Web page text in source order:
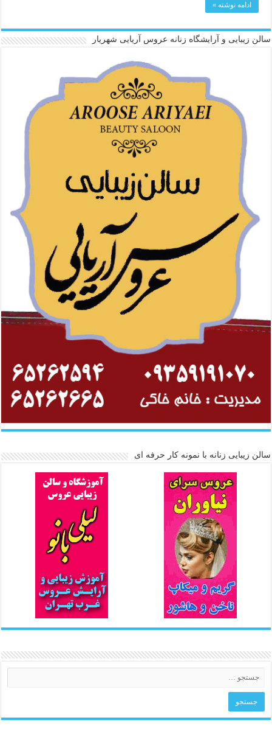
ادامه نوشته »
سالن زیبایی و آرایشگاه زنانه عروس آریایی شهریار
سالن زیبایی زنانه با نمونه کار حرفه ای